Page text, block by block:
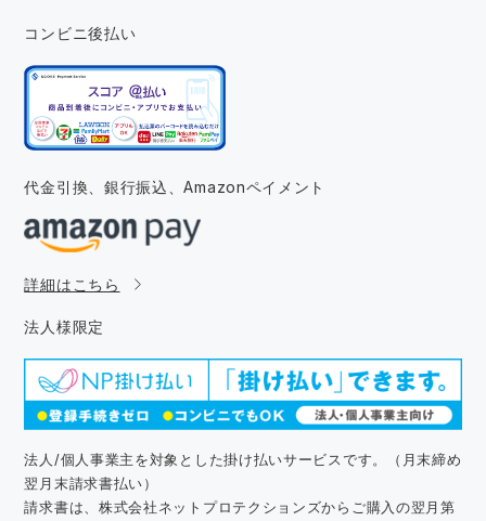
コンビニ後払い
代金引換、銀行振込、Amazonペイメント
詳細はこちら
法人様限定
法人/個人事業主を対象とした掛け払いサービスです。（月末締め
翌月末請求書払い）
請求書は、株式会社ネットプロテクションズからご購入の翌月第